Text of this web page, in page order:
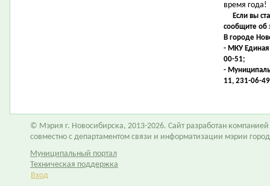
время года!
Если вы
сообщите об
В городе
- МКУ Единая
00-51;
-
11, 231-06-
© Мэрия г. Новосибирска, 2013-2026. Сайт разработан компанией
совместно с департаментом связи и информатизации мэрии
Муниципальный портал
Техническая поддержка
Вход